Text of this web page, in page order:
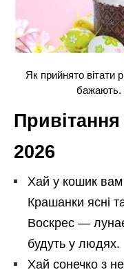
Як прийнято вітати
бажають.
2026
Хай у кошик вам
Крашанки ясні
Воскрес —
будуть у людях.
Хай сонечко з